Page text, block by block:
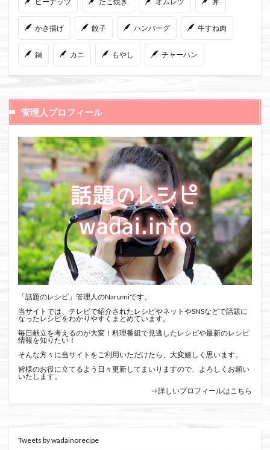
かき揚げ 餃子 ハンバーグ 牛すね肉
鍋 カニ もやし チャーハン
管理人プロフィール
「話題のレシピ」管理人のNarumiです。
当サイトでは、テレビで紹介されたレシピやネットやSNSなどで話題に
なったレシピをわかりやすくまとめています。
毎日献立を考えるのが大変！料理番組で見逃したレシピや最新のレシピ
情報を知りたい！
そんな方々に当サイトをご利用いただけたら、大変嬉しく思います。
皆様のお役に立てるよう日々更新してまいりますので、よろしくお願い
いたします。
⇒詳しいプロフィールはこちら
Tweets by wadainorecipe